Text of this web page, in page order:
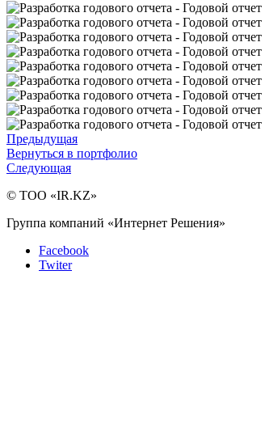
Предыдущая
Вернуться в портфолио
Следующая
© ТОО «IR.KZ»
Группа компаний «Интернет Решения»
Facebook
Twiter